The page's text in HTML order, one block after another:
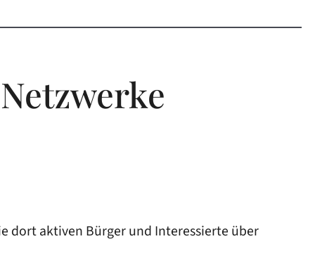
dort aktiven Bürger und Interessierte über